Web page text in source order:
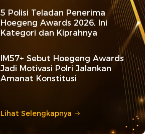
5 Polisi Teladan Penerima
Hoegeng Awards 2026, Ini
Kategori dan Kiprahnya
IM57+ Sebut Hoegeng Awards
Jadi Motivasi Polri Jalankan
Amanat Konstitusi
Lihat Selengkapnya